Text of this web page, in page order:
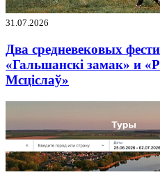
31.07.2026
Два средневековых
«Гальшанскі замак» и
Мсціслаў»